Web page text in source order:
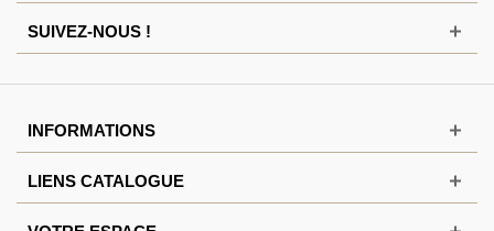
SUIVEZ-NOUS !
INFORMATIONS
LIENS CATALOGUE